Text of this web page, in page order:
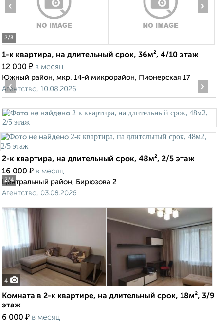
2/3
‹ ›
1-к квартира, на длительный срок, 36м², 4/10 этаж
12 000 ₽ в месяц
Южный район, мкр. 14-й микрорайон, Пионерская 17
Агентство, 10.08.2026
2/4
‹ ›
2-к квартира, на длительный срок, 48м², 2/5 этаж
16 000 ₽ в месяц
Центральный район, Бирюзова 2
Агентство, 03.08.2026
4
Комната в 2-к квартире, на длительный срок, 18м², 3/9
этаж
6 000 ₽ в месяц